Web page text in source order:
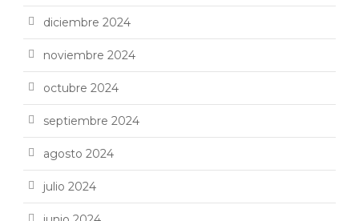
diciembre 2024
noviembre 2024
octubre 2024
septiembre 2024
agosto 2024
julio 2024